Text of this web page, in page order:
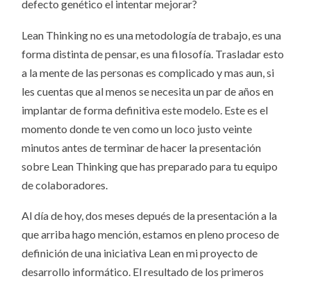
defecto genético el intentar mejorar?
Lean Thinking no es una metodología de trabajo, es una
forma distinta de pensar, es una filosofía. Trasladar esto
a la mente de las personas es complicado y mas aun, si
les cuentas que al menos se necesita un par de años en
implantar de forma definitiva este modelo. Este es el
momento donde te ven como un loco justo veinte
minutos antes de terminar de hacer la presentación
sobre Lean Thinking que has preparado para tu equipo
de colaboradores.
Al día de hoy, dos meses depués de la presentación a la
que arriba hago mención, estamos en pleno proceso de
definición de una iniciativa Lean en mi proyecto de
desarrollo informático. El resultado de los primeros